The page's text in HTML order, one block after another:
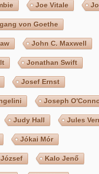
Joe Vitale
von Goethe
John C. Maxwell
Jonathan Swift
Josef Ernst
Joseph
Judy Hall Jules
Jókai Mór
Kalo Jenő